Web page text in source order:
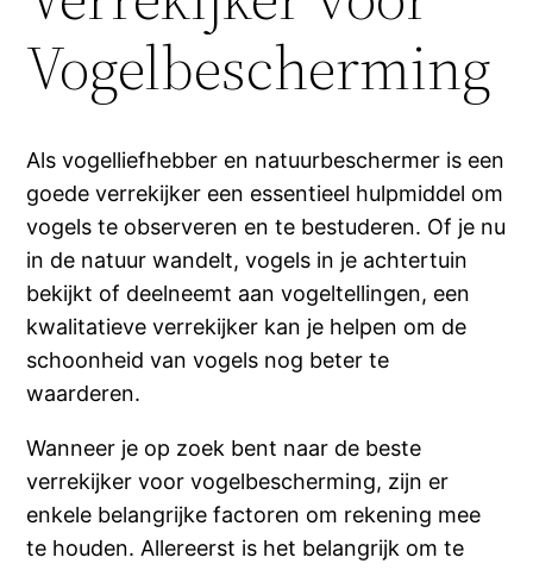
Vogelbescherming
Als vogelliefhebber en natuurbeschermer is een
goede verrekijker een essentieel hulpmiddel om
vogels te observeren en te bestuderen. Of je nu
in de natuur wandelt, vogels in je achtertuin
bekijkt of deelneemt aan vogeltellingen, een
kwalitatieve verrekijker kan je helpen om de
schoonheid van vogels nog beter te
waarderen.
Wanneer je op zoek bent naar de beste
verrekijker voor vogelbescherming, zijn er
enkele belangrijke factoren om rekening mee
te houden. Allereerst is het belangrijk om te